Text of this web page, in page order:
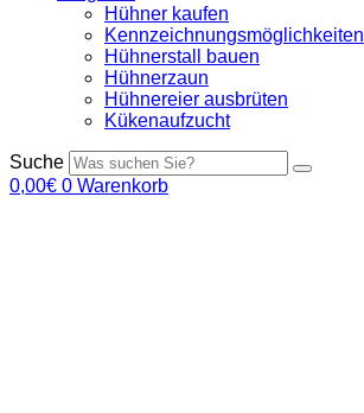
Hühner kaufen
Kennzeichnungsmöglichkeiten
Hühnerstall bauen
Hühnerzaun
Hühnereier ausbrüten
Kükenaufzucht
Suche
0,00€ 0 Warenkorb